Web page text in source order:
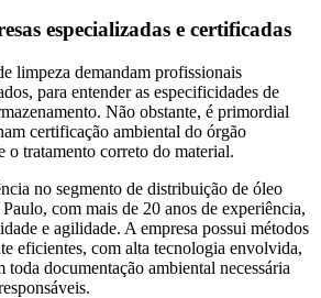
especializadas e certificadas
limpeza demandam profissionais
para entender as especificidades de
Não obstante, é primordial
certificação ambiental do órgão
o tratamento correto do material.
no segmento de distribuição de óleo
com mais de 20 anos de experiência,
e agilidade. A empresa possui métodos
eficientes, com alta tecnologia envolvida,
documentação ambiental necessária